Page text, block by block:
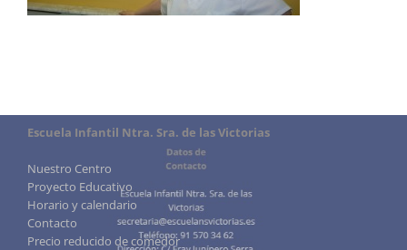
Escuela Infantil Ntra. Sra. de las Victorias
Nuestro Centro
Proyecto Educativo
Horario y calendario
Contacto
Precio reducido de comedor